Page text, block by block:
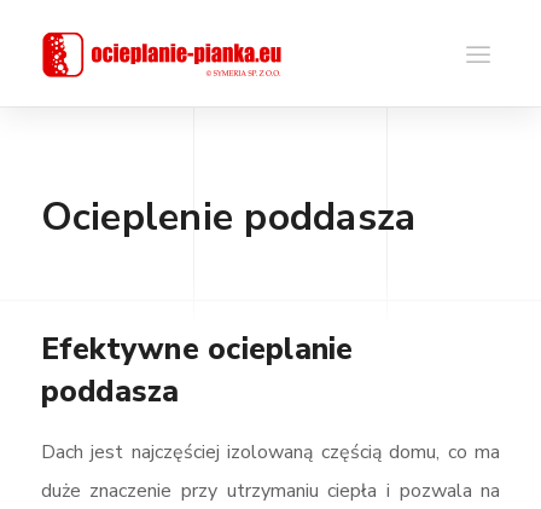
Ocieplenie poddasza
Efektywne ocieplanie
poddasza
Dach jest najczęściej izolowaną częścią domu, co ma
duże znaczenie przy utrzymaniu ciepła i pozwala na